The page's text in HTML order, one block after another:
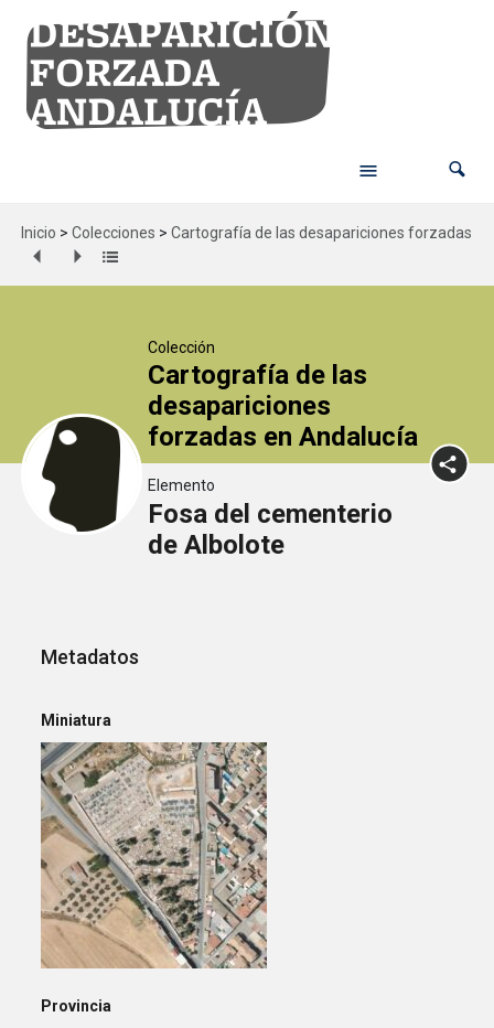
Inicio > Colecciones > Cartografía de las desapariciones forzadas
Colección
Cartografía de las
desapariciones
forzadas en Andalucía
Elemento
Fosa del cementerio
de Albolote
Metadatos
Miniatura
Provincia